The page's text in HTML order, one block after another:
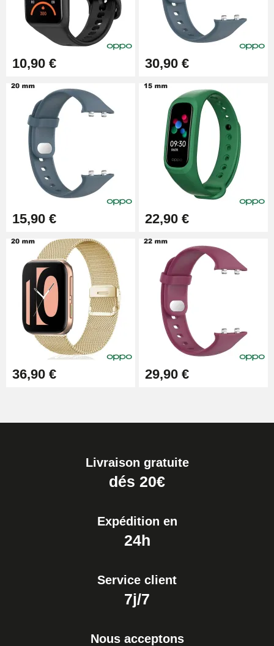
10,90 € 30,90 €
15,90 € 22,90 €
36,90 € 29,90 €
Livraison gratuite
dés 20€
Expédition en
24h
Service client
7j/7
Nous acceptons